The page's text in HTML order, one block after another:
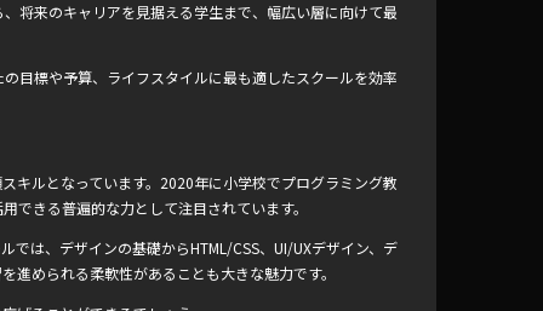
将来のキャリアを見据える学生まで、幅広い層に向けて最
目標や予算、ライフスタイルに最も適したスクールを効率
キルとなっています。2020年に小学校でプログラミング教
きる普遍的な力として注目されています。
は、デザインの基礎からHTML/CSS、UI/UXデザイン、デ
められる柔軟性があることも大きな魅力です。